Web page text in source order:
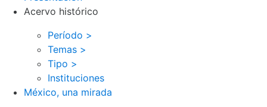
Acervo histórico
Período >
Temas >
Tipo >
Instituciones
México, una mirada